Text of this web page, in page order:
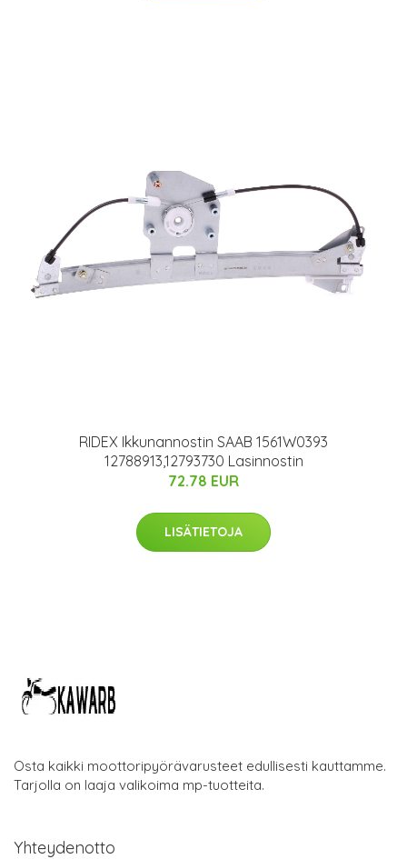
RIDEX Ikkunannostin SAAB 1561W0393
12788913,12793730 Lasinnostin
72.78 EUR
LISÄTIETOJA
Osta kaikki moottoripyörävarusteet edullisesti kauttamme.
Tarjolla on laaja valikoima mp-tuotteita.
Yhteydenotto